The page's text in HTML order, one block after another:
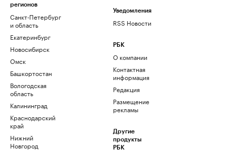
регионов
Санкт-Петербург
и область
Екатеринбург
Новосибирск
Омск
Башкортостан
Вологодская
область
Калининград
Краснодарский
край
Нижний
Новгород
Уведомления
RSS Новости
РБК
О компании
Контактная
информация
Редакция
Размещение
рекламы
Другие
продукты
РБК